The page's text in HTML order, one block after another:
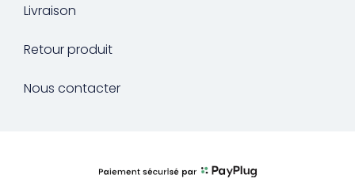
Livraison
Retour produit
Nous contacter